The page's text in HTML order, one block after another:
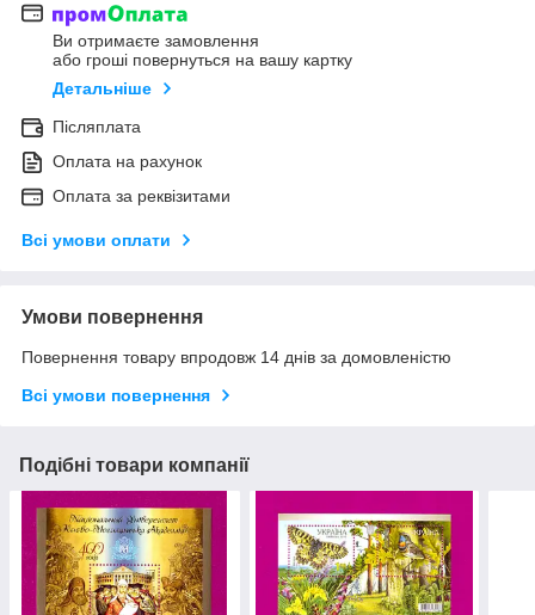
Ви отримаєте замовлення
або гроші повернуться на вашу картку
Детальніше
Післяплата
Оплата на рахунок
Оплата за реквізитами
Всі умови оплати
Умови повернення
Повернення товару впродовж 14 днів за домовленістю
Всі умови повернення
Подібні товари компанії